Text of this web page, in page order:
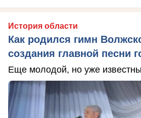
История области
Как родился гимн
создания главной песни
Еще молодой, но уже